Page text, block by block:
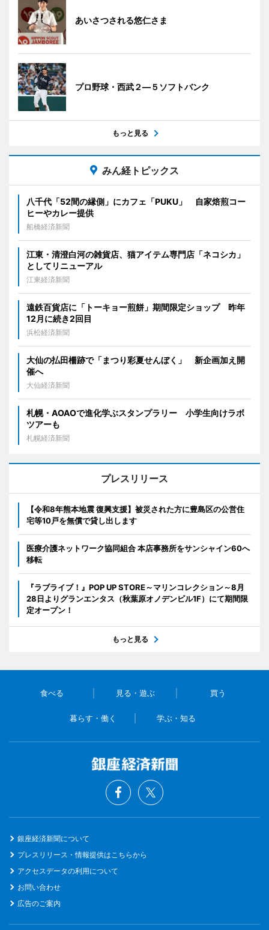
あいさつされる悠仁さま
プロ野球・西武２―５ソフトバンク
もっと見る
みん経トピックス
八千代「52間の縁側」にカフェ「PUKU」 自家焙煎コー
ヒーやカレー提供
船橋経済新聞
江東・清澄白河の雑貨店、猫アイテム専門店「ネコシカ」
としてリニューアル
江東経済新聞
遠鉄百貨店に「トーキョー煎餅」期間限定ショップ 昨年
12月に続き2回目
浜松経済新聞
大仙の払田柵跡で「まつり彩夏せんぼく」 新企画加え開
催へ
大仙経済新聞
札幌・AOAOで進化学ぶスタンプラリー 小学生向けラボ
ツアーも
札幌経済新聞
プレスリリース
【令和8年熊本地震 復興支援】被災された方に豊島区の公営住
宅等10戸を無償で貸し出します
医療介護ネットワーク協同組合 本店事務所をサンシャイン60へ
移転
『ラブライブ！』POP UP STORE～マリンコレクション～8月
28日よりグランエンタス（秋葉原オノデンビル1F）にて期間限
定オープン！
もっと見る
食べる 見る・遊ぶ 買う
暮らす・働く 学ぶ・知る
銀座経済新聞について
プレスリリース・情報提供はこちらから
アクセスデータの利用について
お問い合わせ
広告のご案内